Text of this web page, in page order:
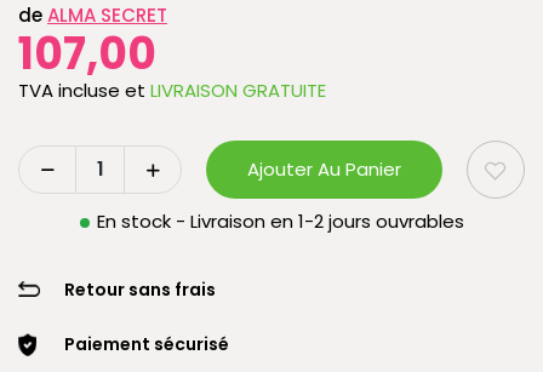
deALMA SECRET
107,00
TVA incluse et LIVRAISON GRATUITE
Ajouter Au Panier
En stock - Livraison en 1-2 jours ouvrables
Retour sans frais
Paiement sécurisé